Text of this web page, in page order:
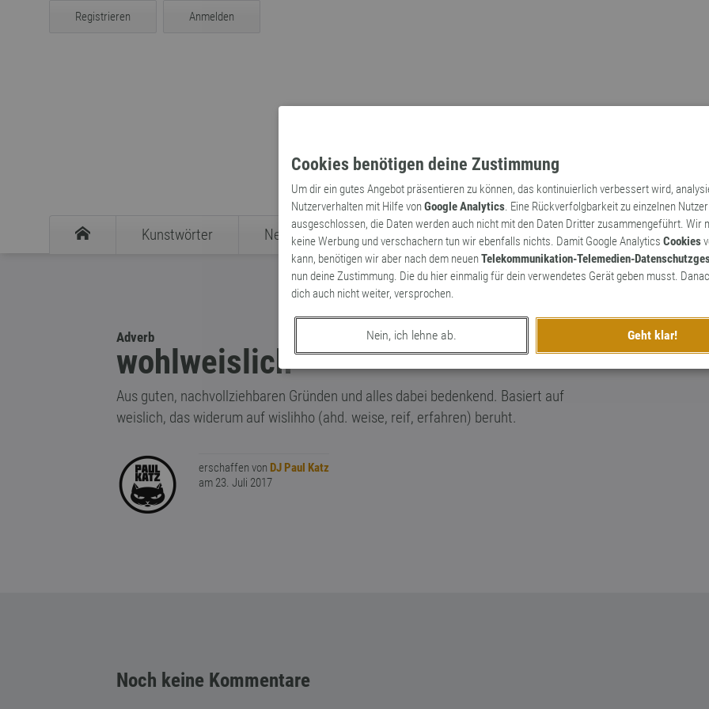
Cookies benötigen deine Zustimmung
Um dir ein gutes Angebot präsentieren zu können, das kontinuierlich verbessert wird,
Nutzerverhalten mit Hilfe vonGoogle Analytics. Eine Rückverfolgbarkeit zu einzelnen
ausgeschlossen, die Daten werden auch nicht mit den Daten Dritter zusammengeführt. Wir
keine Werbung und verschachern tun wir ebenfalls nichts. Damit Google Analytics Cookies
kann, benötigen wir aber nach dem neuenTelekommunikation-Telemedien-
nun deine Zustimmung. Die du hier einmalig für dein verwendetes Gerät geben musst.
dich auch nicht weiter, versprochen.
Nein, ich lehne ab. Geht klar!
Registrieren Anmelden
Kunstwörter Neologismen Archaismen Markennamen
Adverb
wohlweislich
Aus guten, nachvollziehbaren Gründen und alles dabei bedenkend. Basiert auf
weislich, das widerum auf wislihho (ahd. weise, reif, erfahren) beruht.
erschaffen von DJ Paul Katz
am 23. Juli 2017
Noch keine Kommentare